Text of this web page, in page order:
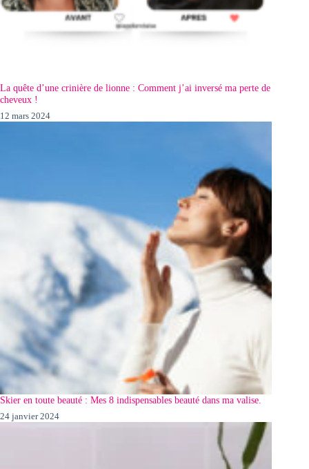
La quête d’une crinière de lionne : Comment j’ai inversé ma perte de
cheveux !
12 mars 2024
Skier en toute beauté : Mes 8 indispensables beauté dans ma valise.
24 janvier 2024